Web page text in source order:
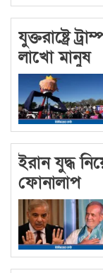
যুক্তরাষ্ট্রে
লাখো মানুষ
ইরান যুদ্ধ
ফোনালাপ